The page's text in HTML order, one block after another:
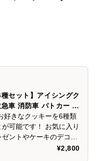
種セット】アイシングク
車 消防車 パトカー 車
コレーション パトカー
トッピング かわいい
可能です！ お気に入り
ントやケーキのデコレ
¥2,800